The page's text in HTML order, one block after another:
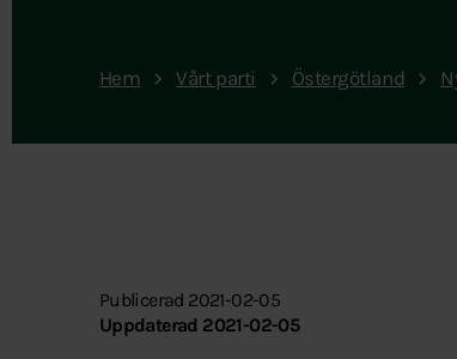
Hem Vårt parti Östergötland
Publicerad 2021-02-05
Uppdaterad 2021-02-05